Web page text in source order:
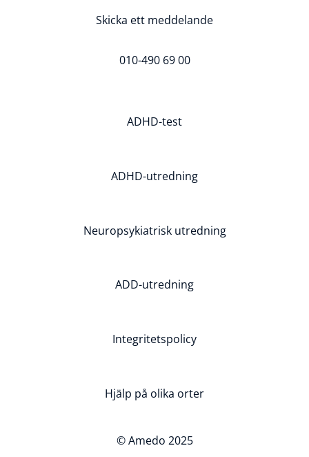
Skicka ett meddelande
010-490 69 00
ADHD-test
ADHD-utredning
Neuropsykiatrisk utredning
ADD-utredning
Integritetspolicy
Hjälp på olika orter
© Amedo 2025